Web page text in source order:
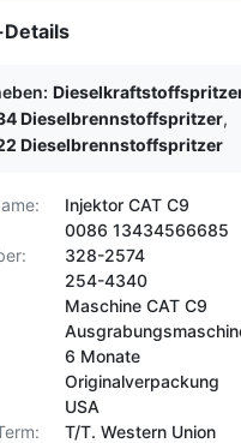
Dieselbrennstoffspritzer,
Dieselbrennstoffspritzer
Injektor CAT C9
0086 13434566685
328-2574
254-4340
Maschine CAT C9
6 Monate
Originalverpackung
USA
T/T. Western Union